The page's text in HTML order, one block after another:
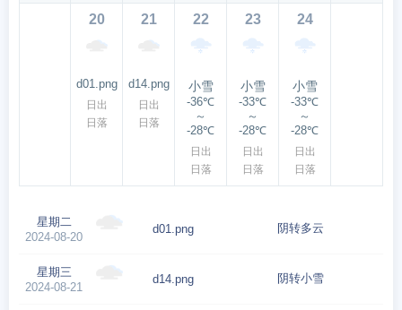
20
d01.png
日出
日落
21
d14.png
日出
日落
22
小雪
-36℃
～
-28℃
日出
日落
23
小雪
-33℃
～
-28℃
日出
日落
24
小雪
-33℃
～
-28℃
日出
日落
星期二
2024-08-20
d01.png 阴转多云
星期三
2024-08-21
d14.png 阴转小雪